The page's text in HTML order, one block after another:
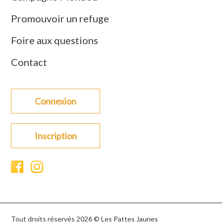
Promouvoir un refuge
Foire aux questions
Contact
Connexion
Inscription
Tout droits réservés 2026 © Les Pattes Jaunes